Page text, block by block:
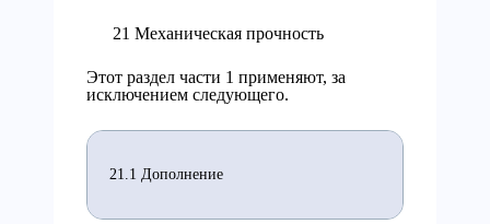
21 Механическая прочность
Этот раздел части 1 применяют, за
исключением следующего.
21.1 Дополнение